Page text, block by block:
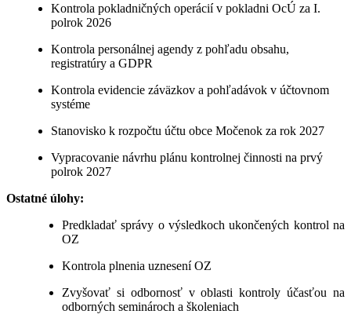
Kontrola pokladničných operácií v pokladni OcÚ za I.
polrok 2026
Kontrola personálnej agendy z pohľadu obsahu,
registratúry a GDPR
Kontrola evidencie záväzkov a pohľadávok v účtovnom
systéme
Stanovisko k rozpočtu účtu obce Močenok za rok 2027
Vypracovanie návrhu plánu kontrolnej činnosti na prvý
polrok 2027
Ostatné úlohy:
Predkladať správy o výsledkoch ukončených kontrol na
OZ
Kontrola plnenia uznesení OZ
Zvyšovať si odbornosť v oblasti kontroly účasťou na
odborných seminároch a školeniach